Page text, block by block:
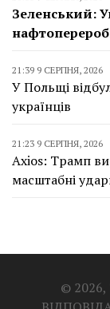
Зеленський:
21:39 9 СЕРПНЯ, 2026
У Польщі
українців
21:23 9 СЕРПНЯ, 2026
Axios: Трамп
масштабні
©